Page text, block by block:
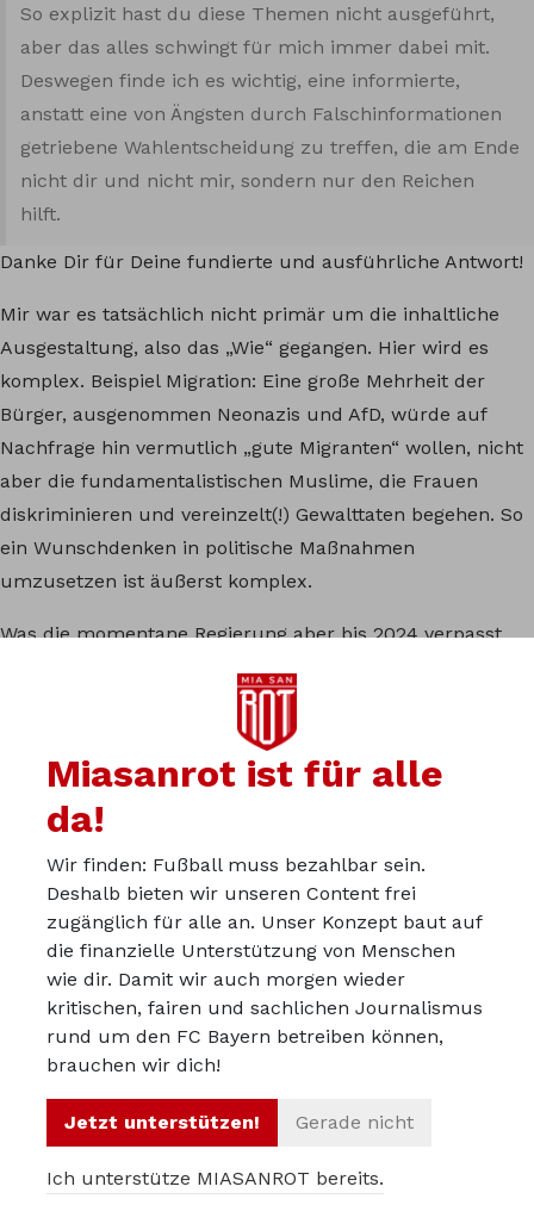
So explizit hast du diese Themen nicht ausgeführt,
aber das alles schwingt für mich immer dabei mit.
Deswegen finde ich es wichtig, eine informierte,
anstatt eine von Ängsten durch Falschinformationen
getriebene Wahlentscheidung zu treffen, die am Ende
nicht dir und nicht mir, sondern nur den Reichen
hilft.
Danke Dir für Deine fundierte und ausführliche Antwort!
Mir war es tatsächlich nicht primär um die inhaltliche
Ausgestaltung, also das „Wie“ gegangen. Hier wird es
komplex. Beispiel Migration: Eine große Mehrheit der
Bürger, ausgenommen Neonazis und AfD, würde auf
Nachfrage hin vermutlich „gute Migranten“ wollen, nicht
aber die fundamentalistischen Muslime, die Frauen
diskriminieren und vereinzelt(!) Gewalttaten begehen. So
ein Wunschdenken in politische Maßnahmen
umzusetzen ist äußerst komplex.
Was die momentane Regierung aber bis 2024 verpasst
Gestaltungswillens in dieser Frage. Man ist zu lange auf
dem Merkel-Kurs weiter gesegelt und hat die
zunehmend skeptischen Stimmen ignoriert. Im Kern ist
bisschen rechthaberisch. Wer seine Wählenden nicht
ernst nimmt, wird sie verlieren - im schlimmsten Fall an
die AfD. Dahin zielte mein obiger Post.
Noch ein kurzer Oberlehrerbeitrag zur Inflation. Sorry
dafür, aber das berührt mich in meinem Job immer
wieder: Ja, die Inflationsrate ist stark gesunken. Das
Preisniveaus dagegen ist für Viele unverändert hoch,
en gros weit hinter den Inflationsraten aus 2022 und
2023 zurück geblieben waren. Dafür kann die Regierung
nichts, es wird ihr aber von den Wählenden angekreidet.
Miasanrot ist für alle
da!
Wir finden: Fußball muss bezahlbar sein.
Deshalb bieten wir unseren Content frei
zugänglich für alle an. Unser Konzept baut auf
die finanzielle Unterstützung von Menschen
wie dir. Damit wir auch morgen wieder
kritischen, fairen und sachlichen Journalismus
rund um den FC Bayern betreiben können,
brauchen wir dich!
Jetzt unterstützen! Gerade nicht
Ich unterstütze MIASANROT bereits.